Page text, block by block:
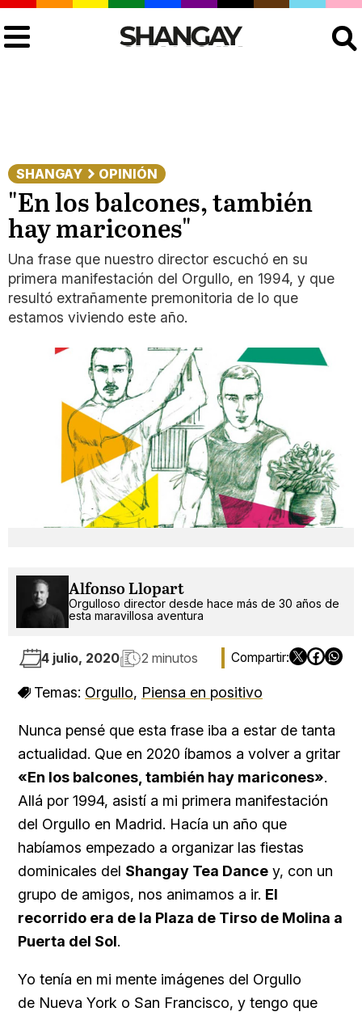
SHANGAY OPINIÓN
"En los balcones, también
hay maricones"
Una frase que nuestro director escuchó en su
primera manifestación del Orgullo, en 1994, y que
resultó extrañamente premonitoria de lo que
estamos viviendo este año.
Alfonso Llopart
Orgulloso director desde hace más de 30 años de
esta maravillosa aventura
4 julio, 2020 2 minutos
Temas: Orgullo, Piensa en positivo
Nunca pensé que esta frase iba a estar de tanta
actualidad. Que en 2020 íbamos a volver a gritar
«En los balcones, también hay maricones».
Allá por 1994, asistí a mi primera manifestación
del Orgullo en Madrid. Hacía un año que
habíamos empezado a organizar las fiestas
dominicales del Shangay Tea Dance y, con un
grupo de amigos, nos animamos a ir. El
recorrido era de la Plaza de Tirso de Molina a
Puerta del Sol.
Yo tenía en mi mente imágenes del Orgullo
de Nueva York o San Francisco, y tengo que